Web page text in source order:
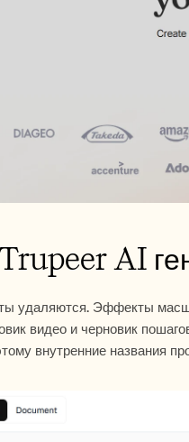
AI
удаляются. Эффекты
видео и черновик
внутренние названия